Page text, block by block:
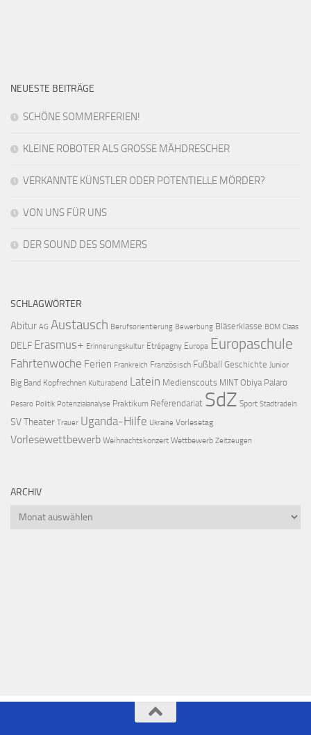
NEUESTE BEITRÄGE
SCHÖNE SOMMERFERIEN!
KLEINE ROBOTER ALS GROSSE MÄHDRESCHER
VERKANNTE KÜNSTLER ODER POTENTIELLE MÖRDER?
VON UNS FÜR UNS
DER SOUND DES SOMMERS
SCHLAGWÖRTER
Abitur AG Austausch Berufsorientierung Bewerbung Bläserklasse BOM Claas
DELF Erasmus+ Erinnerungskultur Etrépagny Europa Europaschule
Fahrtenwoche Ferien Frankreich Französisch Fußball Geschichte Junior
Big Band Kopfrechnen Kulturabend Latein Medienscouts MINT Obiya Palaro
Pesaro Politik Potenzialanalyse Praktikum Referendariat SdZ Sport Stadtradeln
SVTheater Trauer Uganda-Hilfe Ukraine Vorlesetag
Vorlesewettbewerb Weihnachtskonzert Wettbewerb Zeitzeugen
ARCHIV